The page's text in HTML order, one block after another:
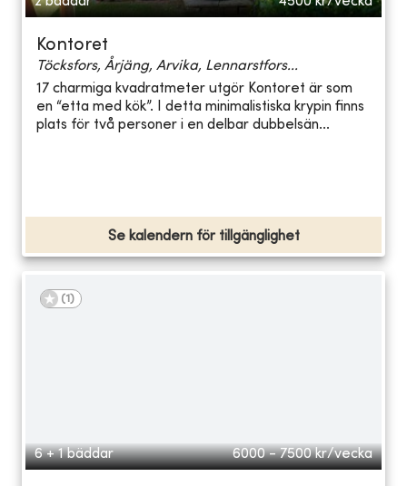
Kontoret
Töcksfors, Årjäng, Arvika, Lennarstfors...
17 charmiga kvadratmeter utgör Kontoret är som
en “etta med kök”. I detta minimalistiska krypin finns
plats för två personer i en delbar dubbelsän...
Se kalendern för tillgänglighet
(1 )
6 + 1 bäddar 6000 - 7500 kr/vecka